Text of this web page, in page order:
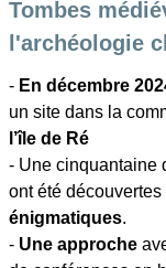
Tombes
l'archéologie
- En décembre
un site dans la
l’île de Ré
- Une cinquantaine
ont été découvertes
énigmatiques.
- Une approche